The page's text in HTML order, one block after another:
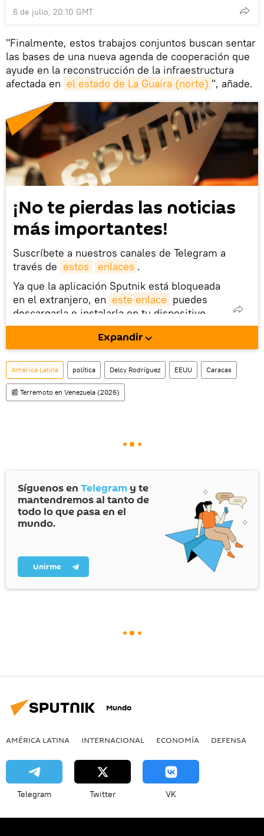
6 de julio, 20:10 GMT
"Finalmente, estos trabajos conjuntos buscan sentar
las bases de una nueva agenda de cooperación que
ayude en la reconstrucción de la infraestructura
afectada en el estado de La Guaira (norte) ", añade.
¡No te pierdas las noticias
más importantes!
Suscríbete a nuestros canales de Telegram a
través de estos enlaces .
Ya que la aplicación Sputnik está bloqueada
en el extranjero, en este enlace puedes
descargarla e instalarla en tu dispositivo
móvil (¡solo para Android!).
Expandir
América Latina política Delcy Rodríguez EEUU Caracas
📰 Terremoto en Venezuela (2026)
Síguenos en Telegram y te
mantendremos al tanto de
todo lo que pasa en el
mundo.
Unirme
Mundo
AMÉRICA LATINA INTERNACIONAL ECONOMÍA DEFENSA
Telegram Twitter VK